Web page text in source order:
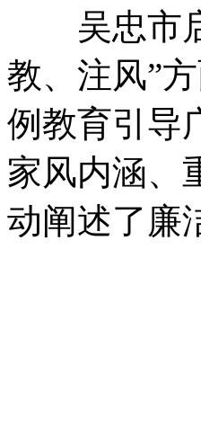
吴忠市启
教、注风”
例教育引导
家风内涵、
动阐述了廉